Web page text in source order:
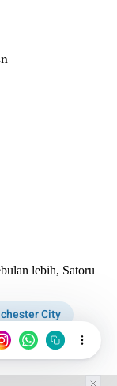
external kumparan
City